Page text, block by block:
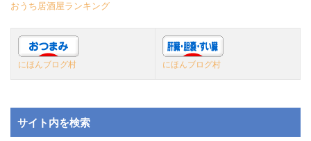
おうち居酒屋ランキング
にほんブログ村 にほんブログ村
サイト内を検索